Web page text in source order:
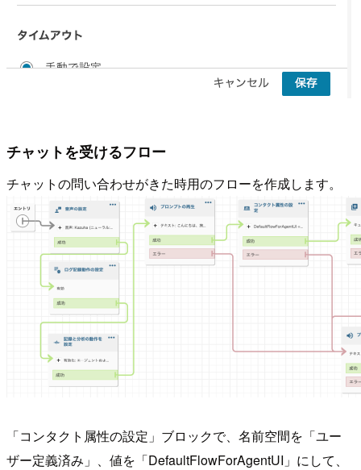
チャットを受けるフロー
チャットの問い合わせがきた時用のフローを作成します。
「コンタクト属性の設定」ブロックで、名前空間を「ユー
ザー定義済み」、値を「DefaultFlowForAgentUI」にして、